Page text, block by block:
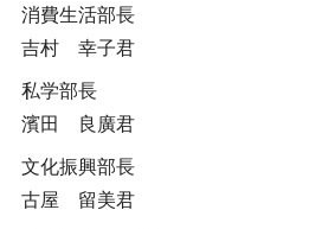
消費生活部長
吉村 幸子君
私学部長
濱田 良廣君
文化振興部長
古屋 留美君